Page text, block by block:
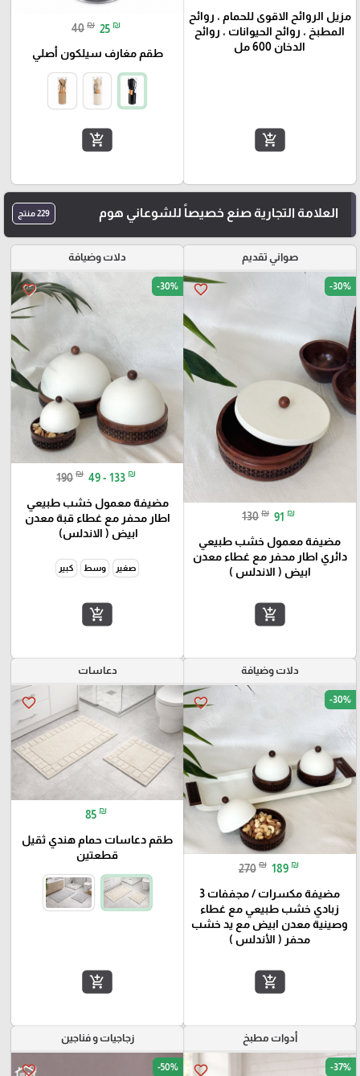
مزيل الروائح الاقوى للحمام ، روائح
المطبخ ، روائح الحيوانات ، روائح
الدخان 600 مل
add_shopping_cart
40 ₪ 25 ₪
طقم مغارف سيلكون أصلي
add_shopping_cart
العلامة التجارية صنع خصيصاً للشوعاني هوم 229 منتج
صواني تقديم
favorite_border -30%
130 ₪ 91 ₪
مضيفة معمول خشب طبيعي
دائري اطار محفر مع غطاء معدن
ابيض ( الاندلس )
add_shopping_cart
دلات وضيافة
favorite_border -30%
190 ₪ 49 - 133 ₪
مضيفة معمول خشب طبيعي
اطار محفر مع غطاء قبة معدن
ابيض ( الاندلس)
صغير وسط كبير
add_shopping_cart
دلات وضيافة
favorite_border -30%
270 ₪ 189 ₪
مضيفة مكسرات / مجففات 3
زبادي خشب طبيعي مع غطاء
وصينية معدن ابيض مع يد خشب
محفر ( الأندلس )
add_shopping_cart
دعاسات
favorite_border
85 ₪
طقم دعاسات حمام هندي ثقيل
قطعتين
add_shopping_cart
أدوات مطبخ
favorite_border -37%
زجاجيات و فناجين
favorite_border -50%